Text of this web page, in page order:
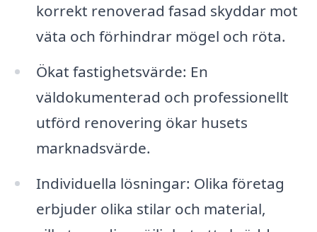
korrekt renoverad fasad skyddar mot
väta och förhindrar mögel och röta.
Ökat fastighetsvärde: En
väldokumenterad och professionellt
utförd renovering ökar husets
marknadsvärde.
Individuella lösningar: Olika företag
erbjuder olika stilar och material,